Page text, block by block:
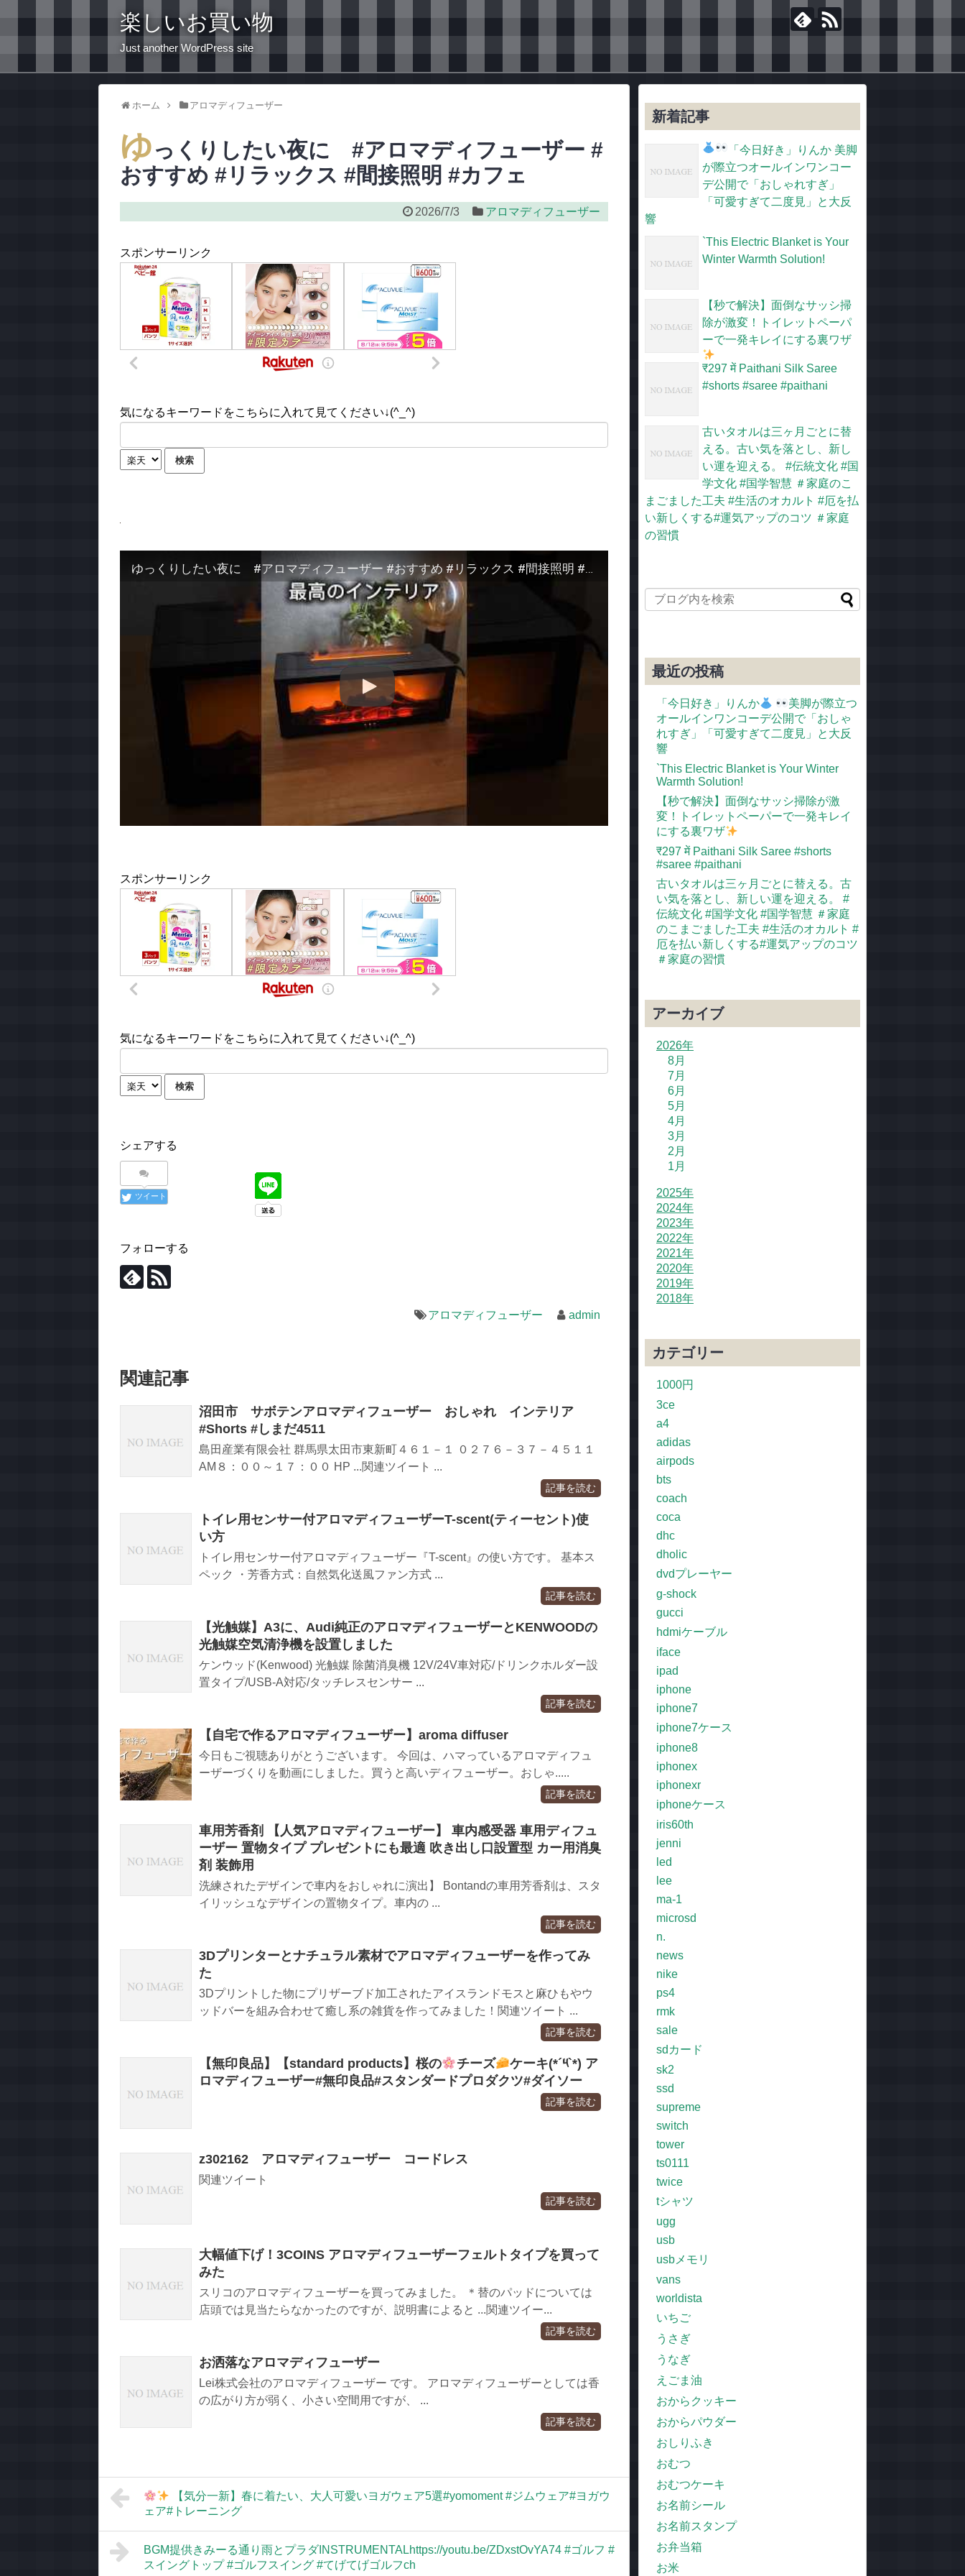
楽しいお買い物
Just another WordPress site
ホーム アロマディフューザー
ゆっくりしたい夜に #アロマディフューザー #
おすすめ #リラックス #間接照明 #カフェ
2026/7/3 アロマディフューザー
スポンサーリンク
気になるキーワードをこちらに入れて見てください↓(^_^)
ゆっくりしたい夜に #アロマディフューザー #おすすめ #リラックス #間接照明 #カフェ
スポンサーリンク
気になるキーワードをこちらに入れて見てください↓(^_^)
シェアする
ツイート
フォローする
アロマディフューザー admin
関連記事
沼田市 サボテンアロマディフューザー おしゃれ インテリア
#Shorts #しまだ4511
島田産業有限会社 群馬県太田市東新町４６１－１ ０２７６－３７－４５１１
AM８：００～１７：００ HP ...関連ツイート ...
記事を読む
トイレ用センサー付アロマディフューザーT-scent(ティーセント)使
い方
トイレ用センサー付アロマディフューザー『T-scent』の使い方です。 基本ス
ペック ・芳香方式：自然気化送風ファン方式 ...
記事を読む
【光触媒】A3に、Audi純正のアロマディフューザーとKENWOODの
光触媒空気清浄機を設置しました
ケンウッド(Kenwood) 光触媒 除菌消臭機 12V/24V車対応/ドリンクホルダー設
置タイプ/USB-A対応/タッチレスセンサー ...
記事を読む
【自宅で作るアロマディフューザー】aroma diffuser
今日もご視聴ありがとうございます。 今回は、ハマっているアロマディフュ
ーザーづくりを動画にしました。買うと高いディフューザー。おしゃ.....
記事を読む
車用芳香剤 【人気アロマディフューザー】 車内感受器 車用ディフュ
ーザー 置物タイプ プレゼントにも最適 吹き出し口設置型 カー用消臭
剤 装飾用
洗練されたデザインで車内をおしゃれに演出】 Bontandの車用芳香剤は、スタ
イリッシュなデザインの置物タイプ。車内の ...
記事を読む
3Dプリンターとナチュラル素材でアロマディフューザーを作ってみ
た
3Dプリントした物にプリザーブド加工されたアイスランドモスと麻ひもやウ
ッドバーを組み合わせて癒し系の雑貨を作ってみました！関連ツイート ...
記事を読む
【無印良品】【standard products】桜の チーズ
ケーキ(*´༥`*) ア
ロマディフューザー#無印良品#スタンダードプロダクツ#ダイソー
記事を読む
z302162 アロマディフューザー コードレス
関連ツイート
記事を読む
大幅値下げ！3COINS アロマディフューザーフェルトタイプを買って
みた
スリコのアロマディフューザーを買ってみました。 ＊替のパッドについては
店頭では見当たらなかったのですが、説明書によると ...関連ツイー...
記事を読む
お洒落なアロマディフューザー
Lei株式会社のアロマディフューザー です。 アロマディフューザーとしては香
の広がり方が弱く、小さい空間用ですが、 ...
記事を読む
【気分一新】春に着たい、大人可愛いヨガウェア5選#yomoment #ジムウェア#ヨガウ
ェア#トレーニング
BGM提供きみーる通り雨とプラダINSTRUMENTALhttps://youtu.be/ZDxstOvYA74 #ゴルフ #
スイングトップ #ゴルフスイング #てげてげゴルフch
新着記事
「今日好き」りんか 美脚
が際立つオールインワンコー
デ公開で「おしゃれすぎ」
「可愛すぎて二度見」と大反
響
`This Electric Blanket is Your
Winter Warmth Solution!
【秒で解決】面倒なサッシ掃
除が激変！トイレットペーパ
ーで一発キレイにする裏ワザ
​₹297 में Paithani Silk Saree
#shorts #saree #paithani
古いタオルは三ヶ月ごとに替
える。古い気を落とし、新し
い運を迎える。 #伝統文化 #国
学文化 #国学智慧 ＃家庭のこ
まごました工夫 #生活のオカルト #厄を払
い新しくする#運気アップのコツ ＃家庭
の習慣
最近の投稿
「今日好き」りんか
美脚が際立つ
オールインワンコーデ公開で「おしゃ
れすぎ」「可愛すぎて二度見」と大反
響
`This Electric Blanket is Your Winter
Warmth Solution!
【秒で解決】面倒なサッシ掃除が激
変！トイレットペーパーで一発キレイ
にする裏ワザ
​₹297 में Paithani Silk Saree #shorts
#saree #paithani
古いタオルは三ヶ月ごとに替える。古
い気を落とし、新しい運を迎える。 #
伝統文化 #国学文化 #国学智慧 ＃家庭
のこまごました工夫 #生活のオカルト #
厄を払い新しくする#運気アップのコツ
＃家庭の習慣
アーカイブ
2026年
8月
7月
6月
5月
4月
3月
2月
1月
2025年
2024年
2023年
2022年
2021年
2020年
2019年
2018年
カテゴリー
1000円
3ce
a4
adidas
airpods
bts
coach
coca
dhc
dholic
dvdプレーヤー
g-shock
gucci
hdmiケーブル
iface
ipad
iphone
iphone7
iphone7ケース
iphone8
iphonex
iphonexr
iphoneケース
iris60th
jenni
led
lee
ma-1
microsd
n.
news
nike
ps4
rmk
sale
sdカード
sk2
ssd
supreme
switch
tower
ts0111
twice
tシャツ
ugg
usb
usbメモリ
vans
worldista
いちご
うさぎ
うなぎ
えごま油
おからクッキー
おからパウダー
おしりふき
おむつ
おむつケーキ
お名前シール
お名前スタンプ
お弁当箱
お米